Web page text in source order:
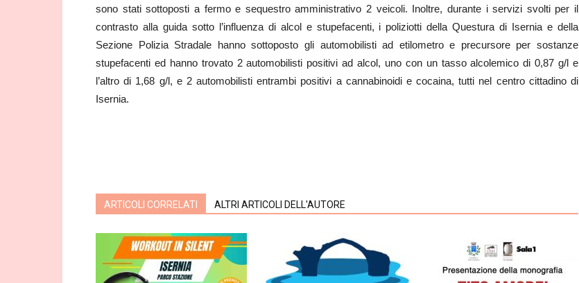
sono stati sottoposti a fermo e sequestro amministrativo 2 veicoli. Inoltre, durante i servizi svolti per il
contrasto alla guida sotto l’influenza di alcol e stupefacenti, i poliziotti della Questura di Isernia e della
Sezione Polizia Stradale hanno sottoposto gli automobilisti ad etilometro e precursore per sostanze
stupefacenti ed hanno trovato 2 automobilisti positivi ad alcol, uno con un tasso alcolemico di 0,87 g/l e
l’altro di 1,68 g/l, e 2 automobilisti entrambi positivi a cannabinoidi e cocaina, tutti nel centro cittadino di
Isernia.
ARTICOLI CORRELATI ALTRI ARTICOLI DELL'AUTORE